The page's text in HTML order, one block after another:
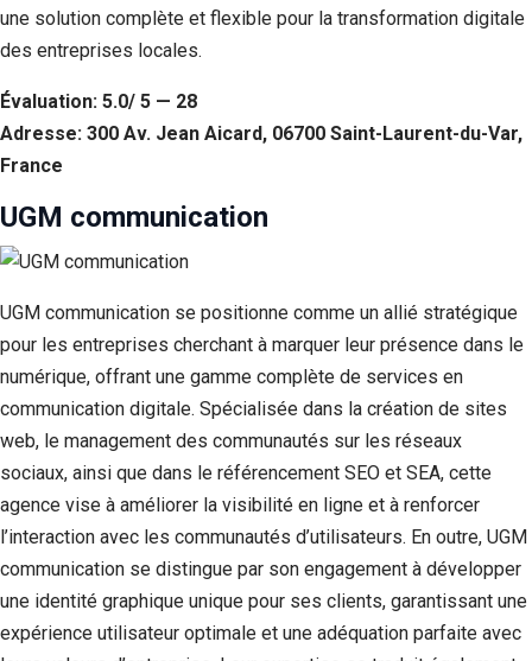
une solution complète et flexible pour la transformation digitale
des entreprises locales.
Évaluation: 5.0/ 5 — 28
Adresse: 300 Av. Jean Aicard, 06700 Saint-Laurent-du-Var,
France
UGM communication
UGM communication se positionne comme un allié stratégique
pour les entreprises cherchant à marquer leur présence dans le
numérique, offrant une gamme complète de services en
communication digitale. Spécialisée dans la création de sites
web, le management des communautés sur les réseaux
sociaux, ainsi que dans le référencement SEO et SEA, cette
agence vise à améliorer la visibilité en ligne et à renforcer
l’interaction avec les communautés d’utilisateurs. En outre, UGM
communication se distingue par son engagement à développer
une identité graphique unique pour ses clients, garantissant une
expérience utilisateur optimale et une adéquation parfaite avec